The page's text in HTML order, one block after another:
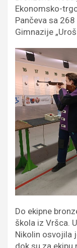
Ekonomsko-
Pančeva sa
Gimnazije
Do ekipne
škola iz Vršca.
Nikolin osvojila
dok su za ekipu